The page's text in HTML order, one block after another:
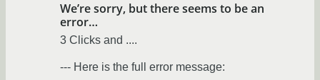
We’re sorry, but there seems to be an
error…
3 Clicks and ....
--- Here is the full error message: